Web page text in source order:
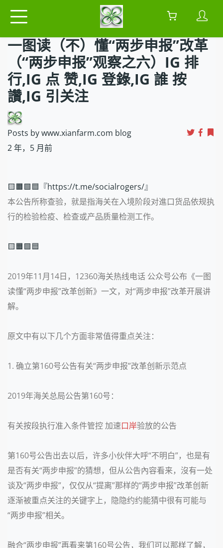
一图读（不）懂“两步申报”改革
（“两步申报”观察之六）IG 排
行,IG 点 赞,IG 登錄,IG 誰 按
讚,IG 引关注
Posts by www.xianfarm.com blog
2 年，5 月前
🟨🟧🟩🟦『https://t.me/socialrogers/』
本公告所称查验，就是指海关在入境阶段对進口货品依规执
行的检验检疫、检查或产品质量检测工作。
🟨🟧🟩🟦
2019年11月14日，12360海关热线电话 公众号公布《一图
读懂“两步申报”改革创新》一文，对“两步申报”改革开展讲
解。
原文中有以下几个方面非常值得重点关注：
1. 确立第160号公告有关“两步申报”改革创新示范点
2019年海关总局公告第160号：
有关按段执行准入条件管控 加速口岸验放的公告
第160号公告出去以后，许多小伙伴大呼“不明白”，也是有
是否有关“两步申报”的猜想，但从公告內容看来，沒有一处
谈及“两步申报”，仅仅从“提离”那样的“两步申报”改革创新
逐渐被重点关注的关键字上，隐隐约约能猜中很有可能与
“两步申报”相关。
融合“两步申报”再看来第160号公告，我们可以那样了解，